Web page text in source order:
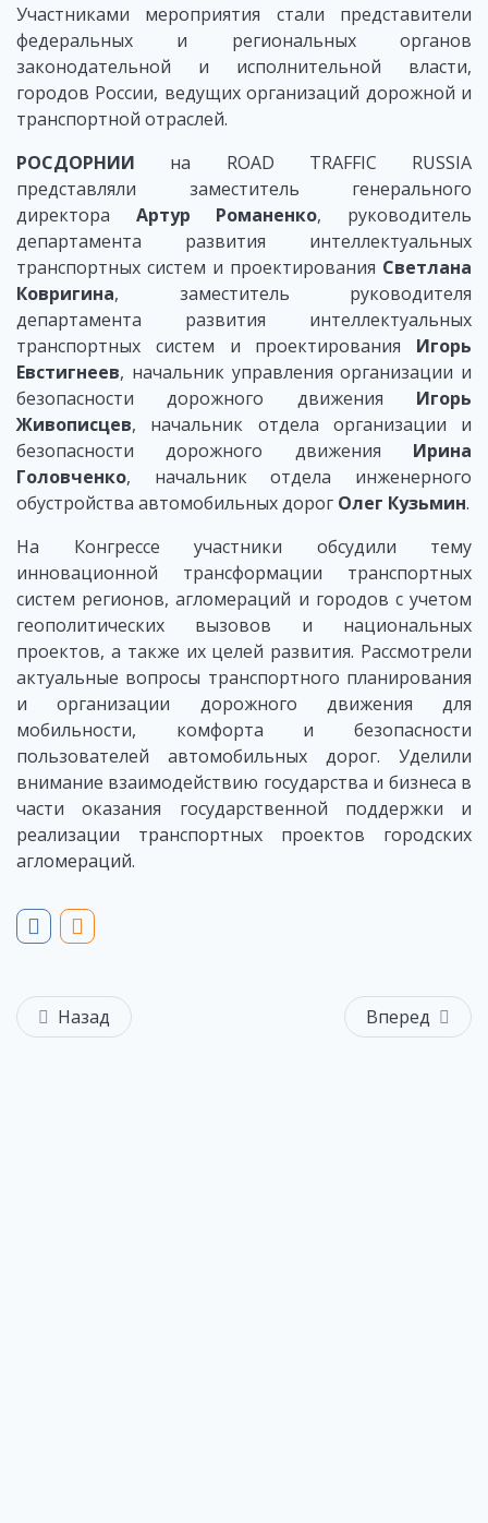
Участниками мероприятия стали представители
федеральных и региональных органов
законодательной и исполнительной власти,
городов России, ведущих организаций дорожной и
транспортной отраслей.
РОСДОРНИИ на ROAD TRAFFIC RUSSIA
представляли заместитель генерального
директора Артур Романенко, руководитель
департамента развития интеллектуальных
транспортных систем и проектирования Светлана
Ковригина, заместитель руководителя
департамента развития интеллектуальных
транспортных систем и проектирования Игорь
Евстигнеев, начальник управления организации и
безопасности дорожного движения Игорь
Живописцев, начальник отдела организации и
безопасности дорожного движения Ирина
Головченко, начальник отдела инженерного
обустройства автомобильных дорог Олег Кузьмин.
На Конгрессе участники обсудили тему
инновационной трансформации транспортных
систем регионов, агломераций и городов с учетом
геополитических вызовов и национальных
проектов, а также их целей развития. Рассмотрели
актуальные вопросы транспортного планирования
и организации дорожного движения для
мобильности, комфорта и безопасности
пользователей автомобильных дорог. Уделили
внимание взаимодействию государства и бизнеса в
части оказания государственной поддержки и
реализации транспортных проектов городских
агломераций.
Назад Вперед